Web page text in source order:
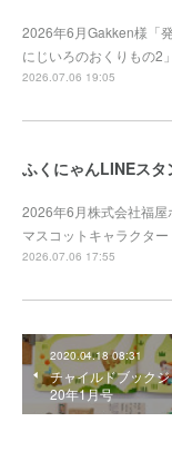
2026年6月Gakken様「
にじいろのおくりもの2
2026.07.06 19:05
ふくにゃんLINEスタ
2026年6月株式会社福
マスコットキャラクタ
2026.07.06 17:55
2020.04.18 08:31
チャイルドブック
20年1月号